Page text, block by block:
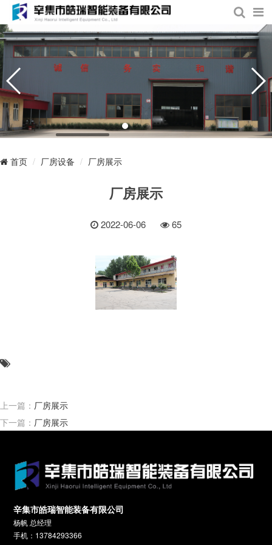
首页 厂房设备 厂房展示
厂房展示
2022-06-06 65
上一篇： 厂房展示
下一篇： 厂房展示
辛集市皓瑞智能装备有限公司
杨帆 总经理
手机：13784293366